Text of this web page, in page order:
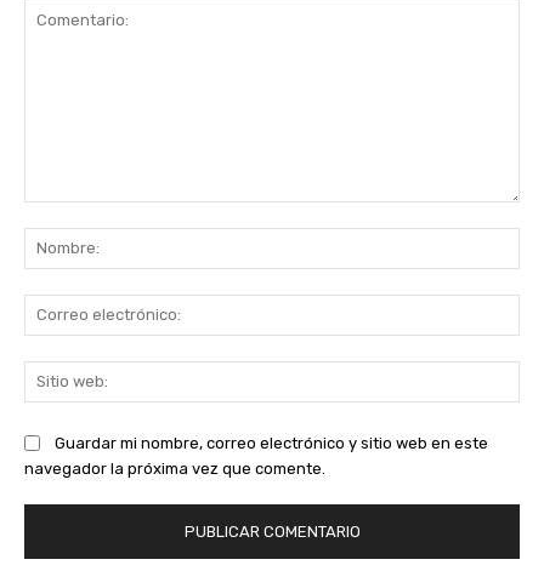
Guardar mi nombre, correo electrónico y sitio web en este
navegador la próxima vez que comente.